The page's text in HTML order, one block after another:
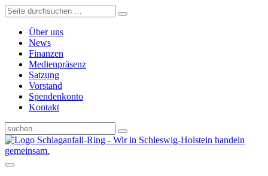
Über uns
News
Finanzen
Medienpräsenz
Satzung
Vorstand
Spendenkonto
Kontakt
Schlaganfall-Ring - Wir in Schleswig-Holstein handeln
gemeinsam.